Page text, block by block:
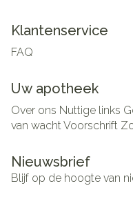
Klantenservice
FAQ
Uw apotheek
Over ons Nuttige links
van wachtVoorschrift
Nieuwsbrief
Blijf op de hoogte van